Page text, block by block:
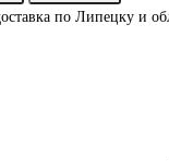
по Липецку и